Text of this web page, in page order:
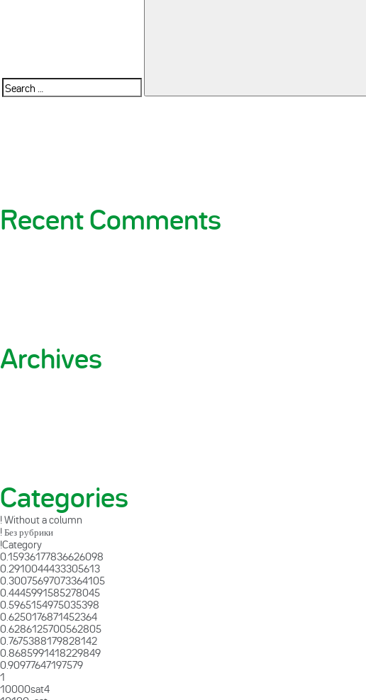
Search
Recent Comments
Archives
Categories
! Without a column
! Без рубрики
!Category
0.15936177836626098
0.2910044433305613
0.30075697073364105
0.4445991585278045
0.5965154975035398
0.6250176871452364
0.6286125700562805
0.7675388179828142
0.8685991418229849
0.90977647197579
1
10000sat4